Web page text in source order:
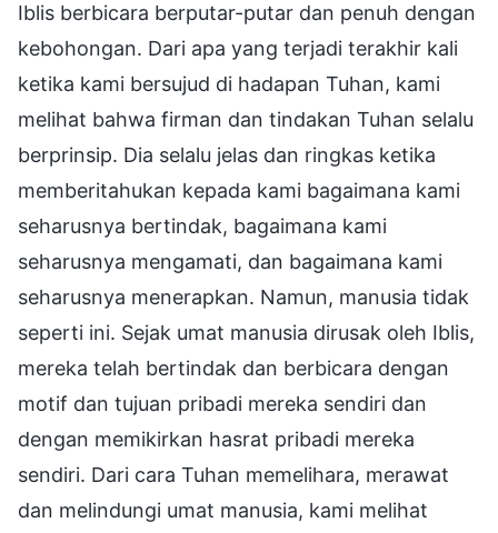
Iblis berbicara berputar-putar dan penuh dengan
kebohongan. Dari apa yang terjadi terakhir kali
ketika kami bersujud di hadapan Tuhan, kami
melihat bahwa firman dan tindakan Tuhan selalu
berprinsip. Dia selalu jelas dan ringkas ketika
memberitahukan kepada kami bagaimana kami
seharusnya bertindak, bagaimana kami
seharusnya mengamati, dan bagaimana kami
seharusnya menerapkan. Namun, manusia tidak
seperti ini. Sejak umat manusia dirusak oleh Iblis,
mereka telah bertindak dan berbicara dengan
motif dan tujuan pribadi mereka sendiri dan
dengan memikirkan hasrat pribadi mereka
sendiri. Dari cara Tuhan memelihara, merawat
dan melindungi umat manusia, kami melihat